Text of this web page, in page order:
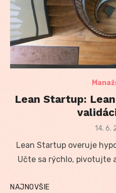
Lean Startup:
14. 6.
Lean Startup overuje
Učte sa rýchlo, pivotujte
NAJNOVŠIE